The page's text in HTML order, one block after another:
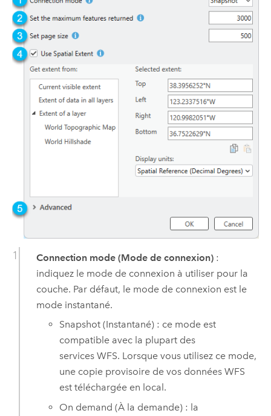
Connection mode (Mode de connexion):
indiquez le mode de connexion à utiliser pour la
couche. Par défaut, le mode de connexion est le
mode instantané.
Snapshot (Instantané) : ce mode est
compatible avec la plupart des
services WFS. Lorsque vous utilisez ce mode,
une copie provisoire de vos données WFS
est téléchargée en local.
On demand (À la demande) : la